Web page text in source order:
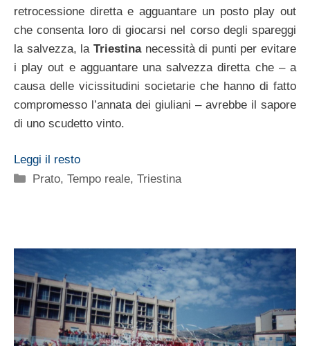
retrocessione diretta e agguantare un posto play out
che consenta loro di giocarsi nel corso degli spareggi
la salvezza, la Triestinanecessità di punti per evitare
i play out e agguantare una salvezza diretta che – a
causa delle vicissitudini societarie che hanno di fatto
compromesso l’annata dei giuliani – avrebbe il sapore
di uno scudetto vinto.
Leggi il resto
Categorie
Prato,Tempo reale,Triestina